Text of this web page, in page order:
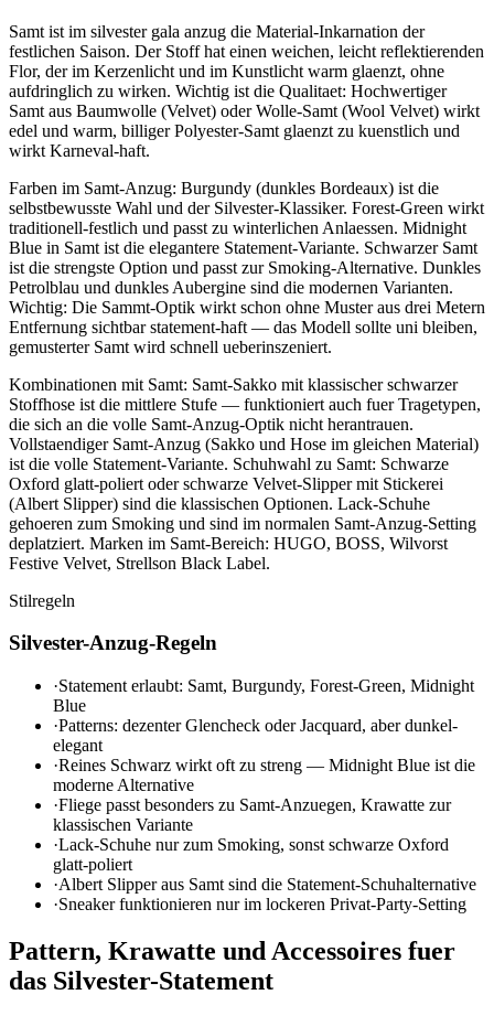
Samt ist im silvester gala anzug die Material-Inkarnation der
festlichen Saison. Der Stoff hat einen weichen, leicht reflektierenden
Flor, der im Kerzenlicht und im Kunstlicht warm glaenzt, ohne
aufdringlich zu wirken. Wichtig ist die Qualitaet: Hochwertiger
Samt aus Baumwolle (Velvet) oder Wolle-Samt (Wool Velvet) wirkt
edel und warm, billiger Polyester-Samt glaenzt zu kuenstlich und
wirkt Karneval-haft.
Farben im Samt-Anzug: Burgundy (dunkles Bordeaux) ist die
selbstbewusste Wahl und der Silvester-Klassiker. Forest-Green wirkt
traditionell-festlich und passt zu winterlichen Anlaessen. Midnight
Blue in Samt ist die elegantere Statement-Variante. Schwarzer Samt
ist die strengste Option und passt zur Smoking-Alternative. Dunkles
Petrolblau und dunkles Aubergine sind die modernen Varianten.
Wichtig: Die Sammt-Optik wirkt schon ohne Muster aus drei Metern
Entfernung sichtbar statement-haft — das Modell sollte uni bleiben,
gemusterter Samt wird schnell ueberinszeniert.
Kombinationen mit Samt: Samt-Sakko mit klassischer schwarzer
Stoffhose ist die mittlere Stufe — funktioniert auch fuer Tragetypen,
die sich an die volle Samt-Anzug-Optik nicht herantrauen.
Vollstaendiger Samt-Anzug (Sakko und Hose im gleichen Material)
ist die volle Statement-Variante. Schuhwahl zu Samt: Schwarze
Oxford glatt-poliert oder schwarze Velvet-Slipper mit Stickerei
(Albert Slipper) sind die klassischen Optionen. Lack-Schuhe
gehoeren zum Smoking und sind im normalen Samt-Anzug-Setting
deplatziert. Marken im Samt-Bereich: HUGO, BOSS, Wilvorst
Festive Velvet, Strellson Black Label.
Stilregeln
Silvester-Anzug-Regeln
·Statement erlaubt: Samt, Burgundy, Forest-Green, Midnight
Blue
·Patterns: dezenter Glencheck oder Jacquard, aber dunkel-
elegant
·Reines Schwarz wirkt oft zu streng — Midnight Blue ist die
moderne Alternative
·Fliege passt besonders zu Samt-Anzuegen, Krawatte zur
klassischen Variante
·Lack-Schuhe nur zum Smoking, sonst schwarze Oxford
glatt-poliert
·Albert Slipper aus Samt sind die Statement-Schuhalternative
·Sneaker funktionieren nur im lockeren Privat-Party-Setting
Pattern, Krawatte und Accessoires fuer
das Silvester-Statement